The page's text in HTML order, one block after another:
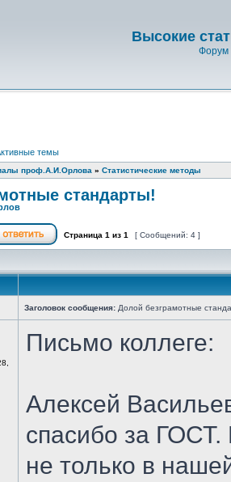
Высокие
Форум
темы
проф.А.И.Орлова » Статистические методы
стандарты!
Страница 1 из 1 [ Сообщений: 4 ]
Заголовок сообщения: Долой безграмотные
Письмо коллеге:
Алексей
спасибо за ГОСТ.
не только в